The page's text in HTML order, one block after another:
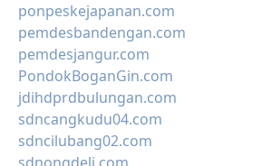
ponpeskejapanan.com
pemdesbandengan.com
pemdesjangur.com
PondokBoganGin.com
jdihdprdbulungan.com
sdncangkudu04.com
sdncilubang02.com